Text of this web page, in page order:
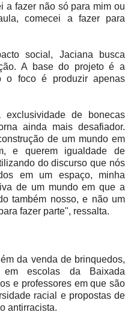
a fazer não só para mim ou
comecei a fazer para
social, Jaciana busca
A base do projeto é a
o foco é produzir apenas
de bonecas
ainda mais desafiador.
de um mundo em
e querem igualdade de
do discurso que nós
em um espaço, minha
de um mundo em que a
também nosso, e não um
fazer parte", ressalta.
da venda de brinquedos,
escolas da Baixada
e professores em que são
racial e propostas de
antirracista.